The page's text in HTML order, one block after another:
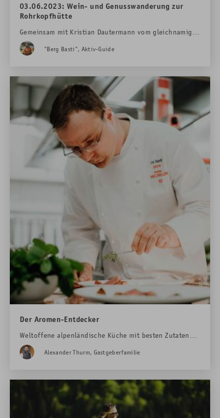
03.06.2023: Wein- und Genusswanderung zur
Rohrkopfhütte
Gemeinsam mit Kristian Dautermann vom gleichnamigen
Weingut und unserem Bergführer Basti geht es am 03.
Juni 2023 auf luftige Höhen. Ein purer Genuss!
"Berg Basti", Aktiv-Guide
Der Aromen-Entdecker
Weltoffene alpenländische Küche mit besten Zutaten
aus dem Allgäu und viel Liebe zum Handwerk:
Küchenchef Erik Wendt serviert im Rübezahl nicht
Alexander Thurm, Gastgeberfamilie